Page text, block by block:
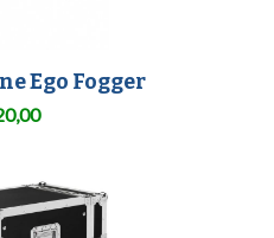
Ego Fogger